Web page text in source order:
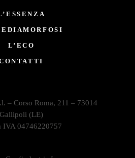
L’ECO
– Corso Roma, 211 – 73014
Gallipoli (LE)
IVA 04746220757